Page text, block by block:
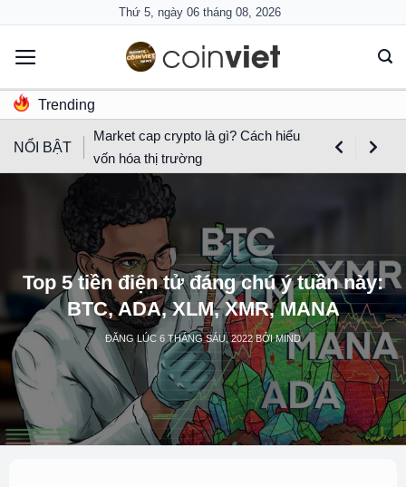
content
Thứ 5, ngày 06 tháng 08, 2026
Trending
NỔI BẬT
Market cap crypto là gì? Cách hiểu
vốn hóa thị trường
Top 5 tiền điện tử đáng chú ý tuần này:
BTC, ADA, XLM, XMR, MANA
ĐĂNG LÚC 6 THÁNG SÁU, 2022BỞIMIND